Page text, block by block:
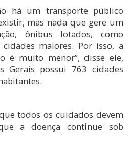
há um transporte público
mas nada que gere um
ônibus lotados, como
maiores. Por isso, a
é muito menor”, disse ele,
Gerais possui 763 cidades
todos os cuidados devem
a doença continue sob